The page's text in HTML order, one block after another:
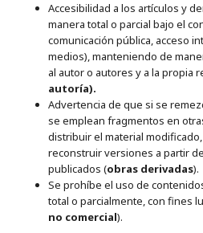
Accesibilidad a los artículos y
manera total o parcial bajo el
comunicación pública, acceso
medios), manteniendo de
al autor o autores y a la propia
autoría).
Advertencia de que si se
se emplean fragmentos en
distribuir el material
reconstruir versiones a partir
publicados (obras derivadas).
Se prohíbe el uso de
total o parcialmente, con fines
no comercial).